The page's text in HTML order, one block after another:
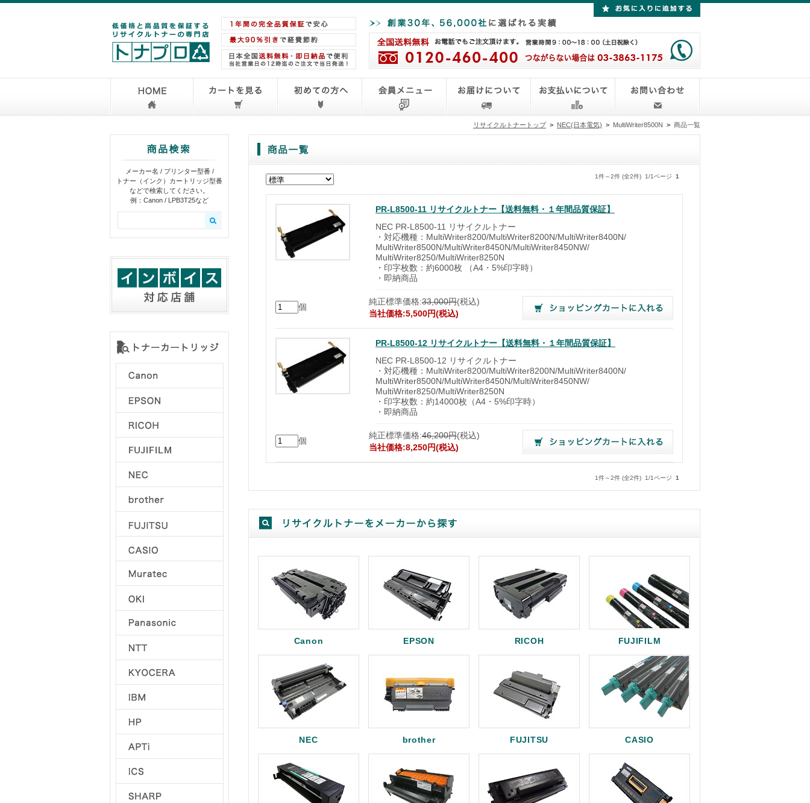
リサイクルトナートップ > NEC(日本電気) > MultiWriter8500N > 商品一覧
メーカー名 / プリンター型番 /
トナー（インク）カートリッジ型番
などで検索してください。
例：Canon / LPB3T25など
1件～2件 (全2件) 1/1ページ 1
PR-L8500-11 リサイクルトナー【送料無料・１年間品質保証】
NEC PR-L8500-11 リサイクルトナー
・対応機種：MultiWriter8200/MultiWriter8200N/MultiWriter8400N/
MultiWriter8500N/MultiWriter8450N/MultiWriter8450NW/
MultiWriter8250/MultiWriter8250N
・印字枚数：約6000枚 （A4・5%印字時）
・即納商品
個
純正標準価格:33,000円(税込)
当社価格:5,500円(税込)
PR-L8500-12 リサイクルトナー【送料無料・１年間品質保証】
NEC PR-L8500-12 リサイクルトナー
・対応機種：MultiWriter8200/MultiWriter8200N/MultiWriter8400N/
MultiWriter8500N/MultiWriter8450N/MultiWriter8450NW/
MultiWriter8250/MultiWriter8250N
・印字枚数：約14000枚（A4・5%印字時）
・即納商品
個
純正標準価格:46,200円(税込)
当社価格:8,250円(税込)
1件～2件 (全2件) 1/1ページ 1
Canon EPSON RICOH FUJIFILM
NEC brother FUJITSU CASIO